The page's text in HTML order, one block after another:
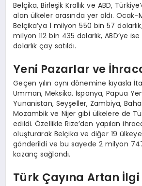
Belçika, Birleşik Krallık ve ABD,
alan ülkeler arasında yer aldı.
Belçika’ya 1 milyon 550 bin 57 dolarlık,
milyon 112 bin 435 dolarlık, ABD’ye
dolarlık çay satıldı.
Yeni Pazarlar ve
Geçen yılın aynı dönemine kıyasla
Umman, Meksika, İspanya, Papua
Yunanistan, Seyşeller, Zambiya,
Mozambik ve Nijer gibi ülkelere de
edildi. Özellikle Rize’den yapılan
oluşturarak Belçika ve diğer 19
gönderildi ve bu sayede 2 milyon
kazanç sağlandı.
Türk Çayına Artan İlgi